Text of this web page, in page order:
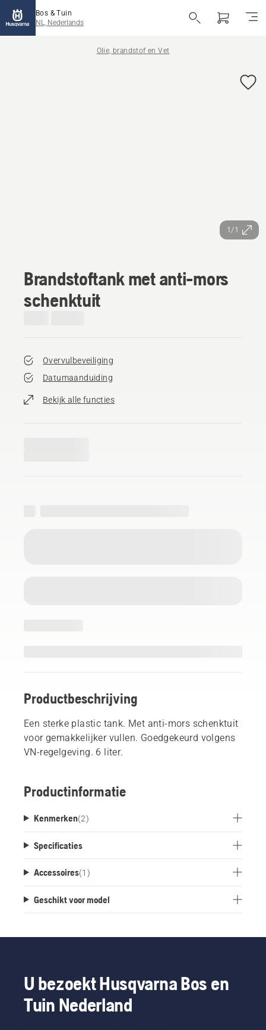
Bos & Tuin
NL, Nederlands
Olie, brandstof en Vet
1/1
Brandstoftank met anti-mors
schenktuit
Overvulbeveiliging
Datumaanduiding
Bekijk alle functies
Productbeschrijving
Een sterke plastic tank. Met anti-mors schenktuit
voor gemakkelijker vullen. Goedgekeurd volgens
VN-regelgeving. 6 liter.
Productinformatie
Kenmerken(2)
Specificaties
Accessoires(1 )
Geschikt voor model
U bezoekt Husqvarna Bos en
Tuin Nederland